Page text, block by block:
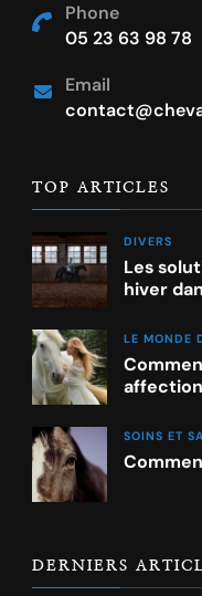
Phone
05 23 63 98 78
Email
TOP ARTICLES
DIVERS
Les
hiver
LE MONDE
SOINS ET
DERNIERS